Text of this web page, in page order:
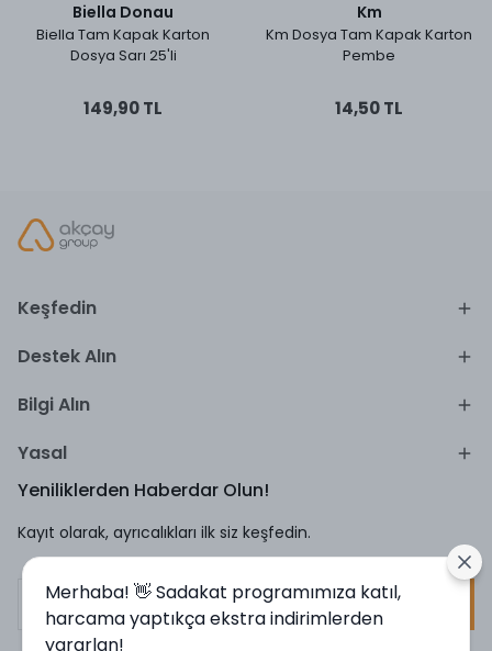
Biella Donau
Biella Tam Kapak Karton
Dosya Sarı 25'li
149,90 TL
Km
Km Dosya Tam Kapak Karton
Pembe
14,50 TL
Keşfedin
Destek Alın
Bilgi Alın
Yasal
Yeniliklerden Haberdar Olun!
Kayıt olarak, ayrıcalıkları ilk siz keşfedin.
Merhaba! 👋 Sadakat programımıza katıl,
harcama yaptıkça ekstra indirimlerden
yararlan!